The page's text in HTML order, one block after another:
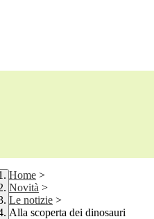
Home >
Novità >
Le notizie >
Alla scoperta dei dinosauri